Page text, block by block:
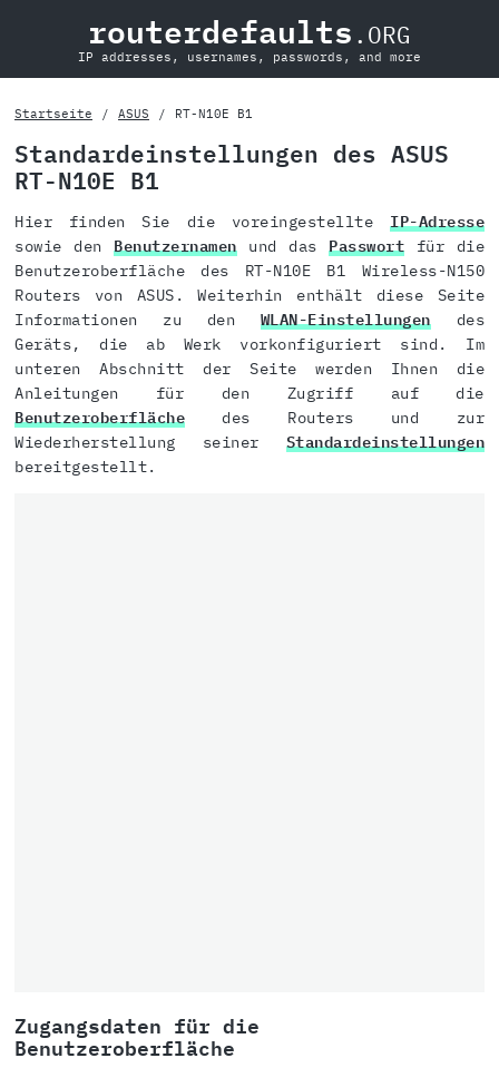
routerdefaults .ORG
IP addresses, usernames, passwords, and more
Startseite ASUS RT-N10E B1
Standardeinstellungen des ASUS
RT-N10E B1
Hier finden Sie die voreingestellte IP-Adresse
sowie den Benutzernamenund das Passwort für die
Benutzeroberfläche des RT-N10E B1 Wireless-N150
Routers von ASUS. Weiterhin enthält diese Seite
Informationen zu den WLAN-Einstellungendes
Geräts, die ab Werk vorkonfiguriert sind. Im
unteren Abschnitt der Seite werden Ihnen die
Anleitungen für den Zugriff auf die
Benutzeroberfläche des Routers und zur
Wiederherstellung seiner Standardeinstellungen
bereitgestellt.
Zugangsdaten für die
Benutzeroberfläche